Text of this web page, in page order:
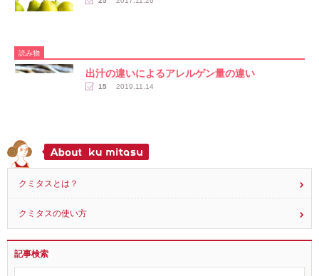
読み物
出汁の違いによるアレルゲン量の違い
15 2019.11.14
クミタスとは？
クミタスの使い方
記事検索